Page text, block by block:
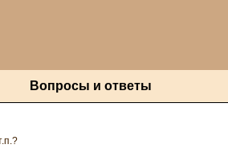
Вопросы и ответы